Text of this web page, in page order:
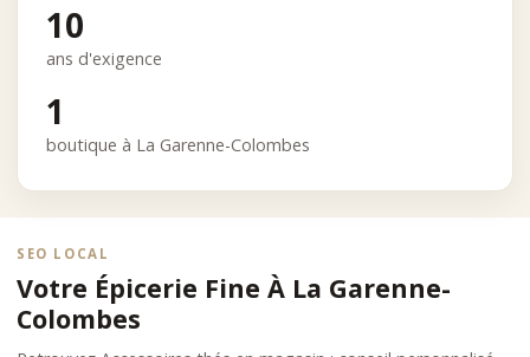
10
ans d'exigence
1
boutique à La Garenne-Colombes
SEO LOCAL
Votre Épicerie Fine À La Garenne-
Colombes